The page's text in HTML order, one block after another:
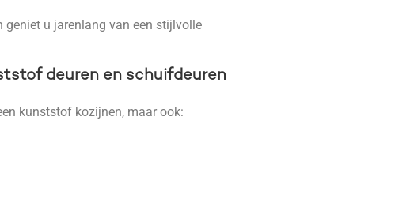
u jarenlang van een stijlvolle
deuren en schuifdeuren
kunststof kozijnen, maar ook: